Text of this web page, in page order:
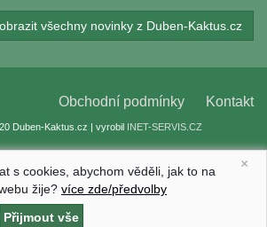
všechny novinky z Duben-Kaktus.cz
Obchodní podmínky Kontakt
Duben-Kaktus.cz | vyrobil INET-SERVIS.CZ
×
s cookies, abychom věděli, jak to na
žije? více zde/předvolby